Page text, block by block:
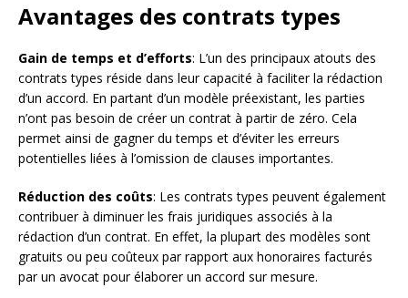
Avantages des contrats types
Gain de temps et d’efforts: L’un des principaux atouts des
contrats types réside dans leur capacité à faciliter la rédaction
d’un accord. En partant d’un modèle préexistant, les parties
n’ont pas besoin de créer un contrat à partir de zéro. Cela
permet ainsi de gagner du temps et d’éviter les erreurs
potentielles liées à l’omission de clauses importantes.
Réduction des coûts: Les contrats types peuvent également
contribuer à diminuer les frais juridiques associés à la
rédaction d’un contrat. En effet, la plupart des modèles sont
gratuits ou peu coûteux par rapport aux honoraires facturés
par un avocat pour élaborer un accord sur mesure.